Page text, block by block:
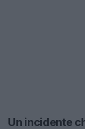
Un incidente